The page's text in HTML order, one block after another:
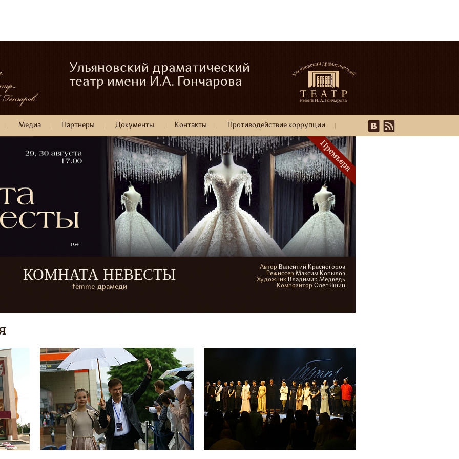
Ульяновский драматический
театр имени И.А. Гончарова
Медиа Партнеры Документы Контакты Противодействие коррупции
КОМНАТА НЕВЕСТЫ
femme-драмеди
Автор Валентин Красногоров
Режиcсер Максим Копылов
Художник Владимир Медведь
Композитор Олег Яшин